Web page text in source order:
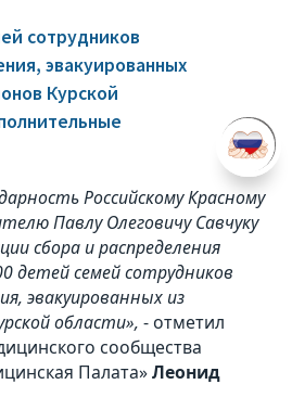
сотрудников
эвакуированных
Курской
Российскому Красному
Павлу Олеговичу Савчуку
сбора и распределения
детей семей сотрудников
эвакуированных из
области», - отметил
сообщества
Палата»Леонид